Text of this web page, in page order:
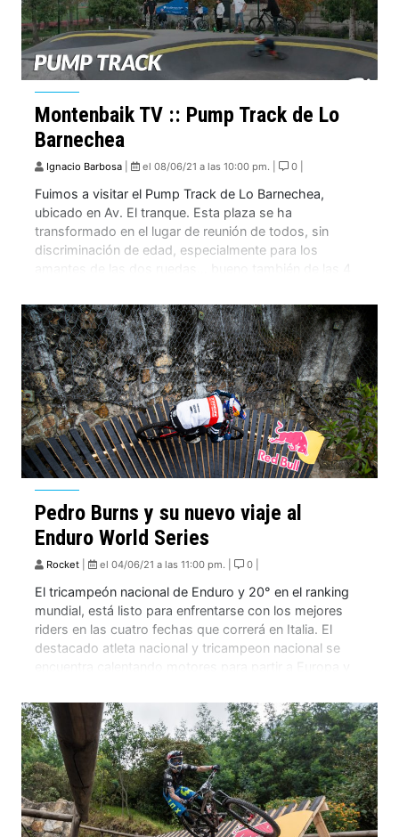
Montenbaik TV :: Pump Track de Lo
Barnechea
Ignacio Barbosa el 08/06/21 a las 10:00 pm. | 0 |
Fuimos a visitar el Pump Track de Lo Barnechea,
ubicado en Av. El tranque. Esta plaza se ha
transformado en el lugar de reunión de todos, sin
discriminación de edad, especialmente para los
amantes de las dos ruedas… bueno también de las 4
scooters. Una […]
Pedro Burns y su nuevo viaje al
Enduro World Series
Rocket el 04/06/21 a las 11:00 pm. | 0 |
El tricampeón nacional de Enduro y 20° en el ranking
mundial, está listo para enfrentarse con los mejores
riders en las cuatro fechas que correrá en Italia. El
destacado atleta nacional y tricampeon nacional se
pandemia nos ha […]